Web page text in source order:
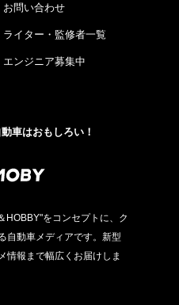
お問い合わせ
ライター・監修者一覧
エンジニア募集中
車はおもしろい！
HOBBY"をコンセプトに、ク
自動車メディアです。新型
情報まで幅広くお届けしま